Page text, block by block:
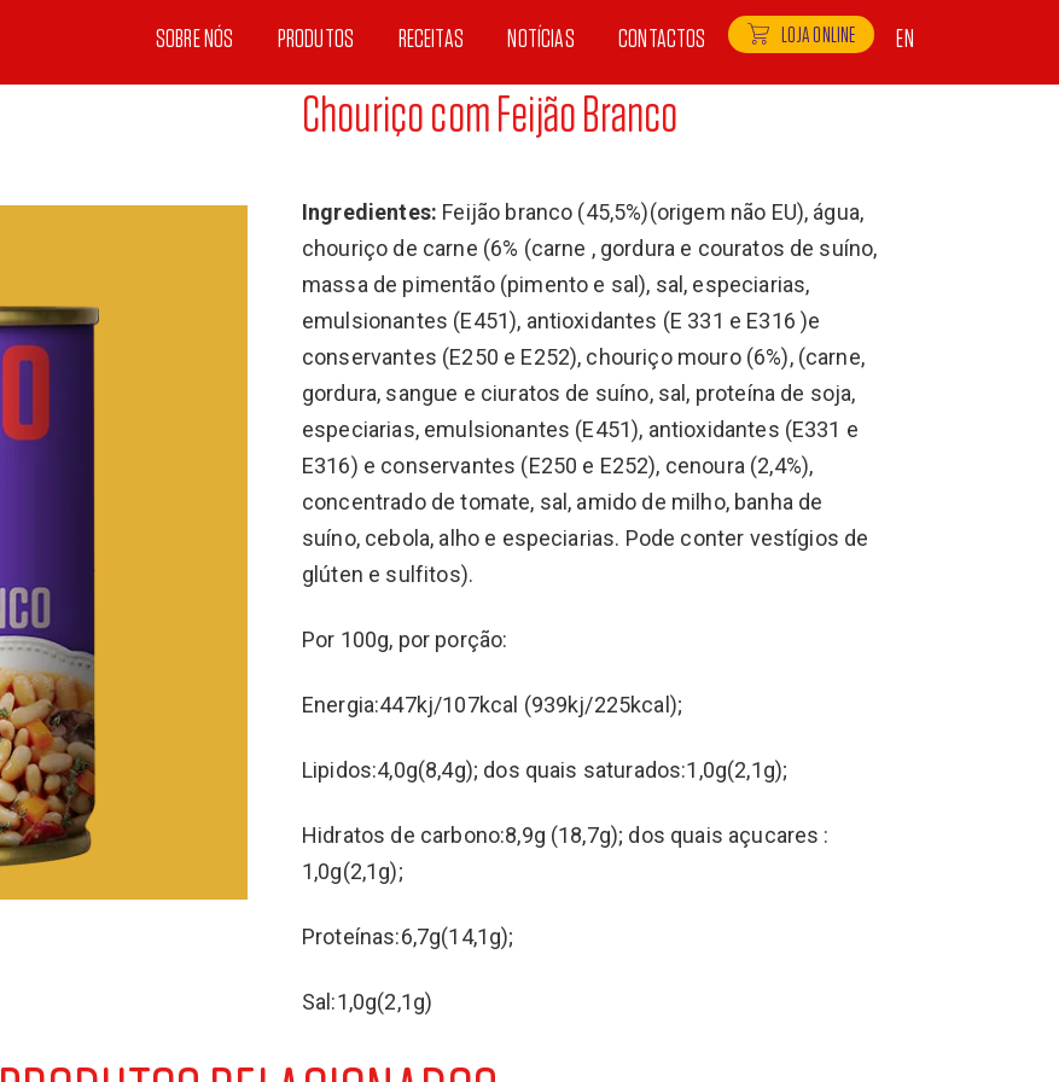
SOBRE NÓS PRODUTOS RECEITAS NOTÍCIAS CONTACTOS LOJA ONLINE EN
Chouriço com Feijão Branco
Ingredientes: Feijão branco (45,5%)(origem não EU), água,
chouriço de carne (6% (carne , gordura e couratos de suíno,
massa de pimentão (pimento e sal), sal, especiarias,
emulsionantes (E451), antioxidantes (E 331 e E316 )e
conservantes (E250 e E252), chouriço mouro (6%), (carne,
gordura, sangue e ciuratos de suíno, sal, proteína de soja,
especiarias, emulsionantes (E451), antioxidantes (E331 e
E316) e conservantes (E250 e E252), cenoura (2,4%),
concentrado de tomate, sal, amido de milho, banha de
suíno, cebola, alho e especiarias. Pode conter vestígios de
glúten e sulfitos).
Por 100g, por porção:
Energia:447kj/107kcal (939kj/225kcal);
Lipidos:4,0g(8,4g); dos quais saturados:1,0g(2,1g);
Hidratos de carbono:8,9g (18,7g); dos quais açucares :
1,0g(2,1g);
Proteínas:6,7g(14,1g);
Sal:1,0g(2,1g)